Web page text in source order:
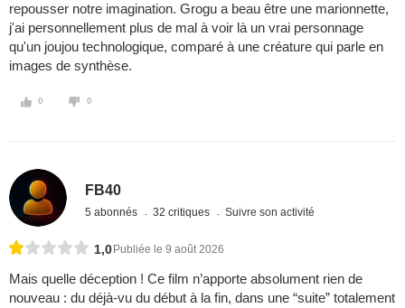
repousser notre imagination. Grogu a beau être une marionnette,
j'ai personnellement plus de mal à voir là un vrai personnage
qu'un joujou technologique, comparé à une créature qui parle en
images de synthèse.
0 0
FB40
5 abonnés 32 critiques Suivre son activité
1,0 Publiée le 9 août 2026
Mais quelle déception ! Ce film n’apporte absolument rien de
nouveau : du déjà‑vu du début à la fin, dans une “suite” totalement